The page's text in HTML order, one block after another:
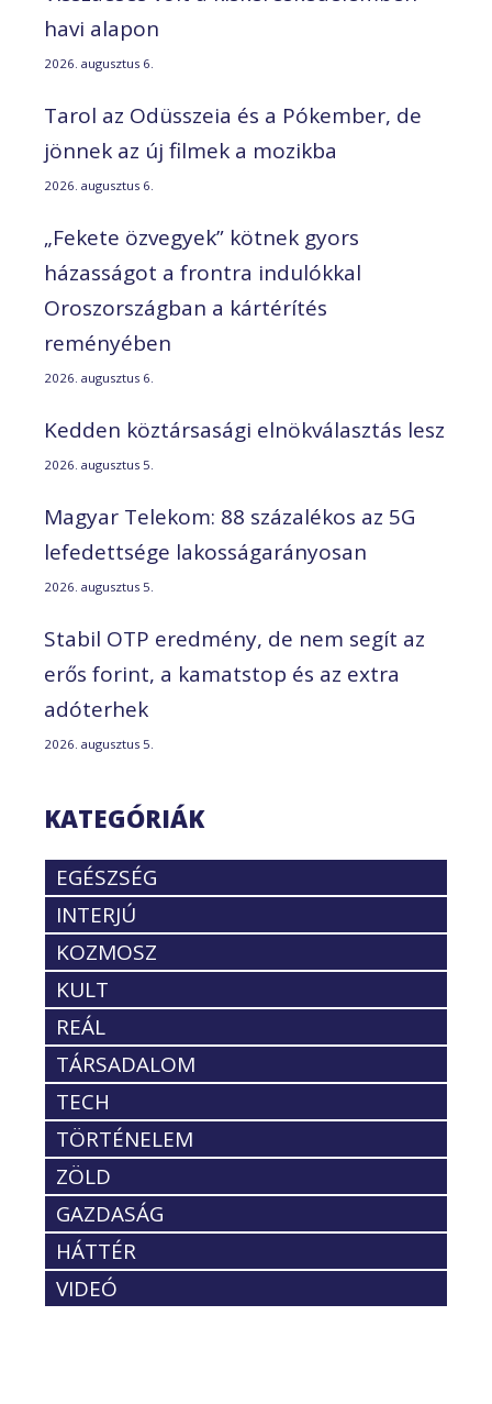
havi alapon
2026. augusztus 6.
Tarol az Odüsszeia és a Pókember, de
jönnek az új filmek a mozikba
2026. augusztus 6.
„Fekete özvegyek” kötnek gyors
házasságot a frontra indulókkal
Oroszországban a kártérítés
reményében
2026. augusztus 6.
Kedden köztársasági elnökválasztás lesz
2026. augusztus 5.
Magyar Telekom: 88 százalékos az 5G
lefedettsége lakosságarányosan
2026. augusztus 5.
Stabil OTP eredmény, de nem segít az
erős forint, a kamatstop és az extra
adóterhek
2026. augusztus 5.
KATEGÓRIÁK
EGÉSZSÉG
INTERJÚ
KOZMOSZ
KULT
REÁL
TÁRSADALOM
TECH
TÖRTÉNELEM
ZÖLD
GAZDASÁG
HÁTTÉR
VIDEÓ